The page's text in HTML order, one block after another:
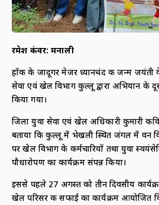
रमेश कंवर: मनाली
हॉकी के जादूगर मेजर ध्यानचंद की जन्म जयंती
सेवा एवं खेल विभाग कुल्लू द्वारा अभियान के
किया गया।
जिला युवा सेवा एवं खेल अधिकारी कुमारी
बताया कि कुल्लू में भेखली स्थित जंगल में वन
पर खेल विभाग के कर्मचारियों तथा युवा
पौधारोपण का कार्यक्रम संपन्न किया।
इससे पहले 27 अगस्त को तीन दिवसीय
खेल परिसर की सफाई का कार्यक्रम आयोजित